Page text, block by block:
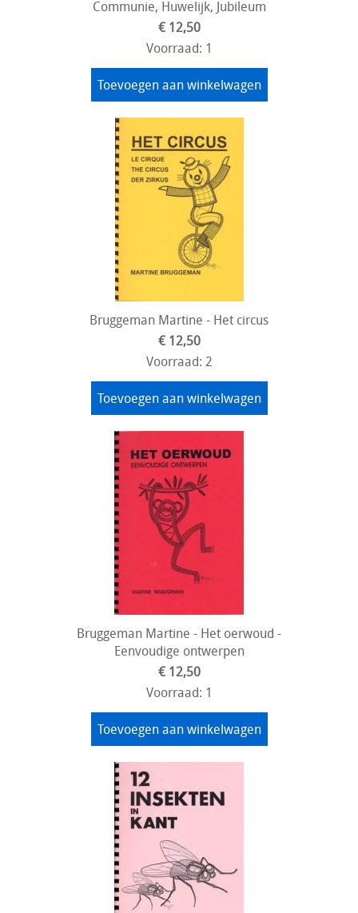
Communie, Huwelijk, Jubileum
€ 12,50
Voorraad: 1
Toevoegen aan winkelwagen
Bruggeman Martine - Het circus
€ 12,50
Voorraad: 2
Toevoegen aan winkelwagen
Bruggeman Martine - Het oerwoud -
Eenvoudige ontwerpen
€ 12,50
Voorraad: 1
Toevoegen aan winkelwagen